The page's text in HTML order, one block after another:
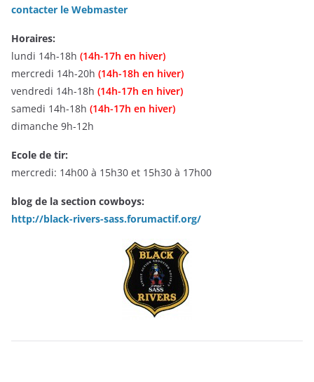
contacter le Webmaster
Horaires:
lundi 14h-18h (14h-17h en hiver)
mercredi 14h-20h (14h-18h en hiver)
vendredi 14h-18h (14h-17h en hiver)
samedi 14h-18h (14h-17h en hiver)
dimanche 9h-12h
Ecole de tir:
mercredi: 14h00 à 15h30 et 15h30 à 17h00
blog de la section cowboys:
http://black-rivers-sass.forumactif.org/